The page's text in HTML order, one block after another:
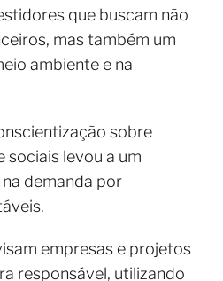
que buscam não
mas também um
ambiente e na
sobre
sociais levou a um
demanda por
empresas e projetos
responsável, utilizando